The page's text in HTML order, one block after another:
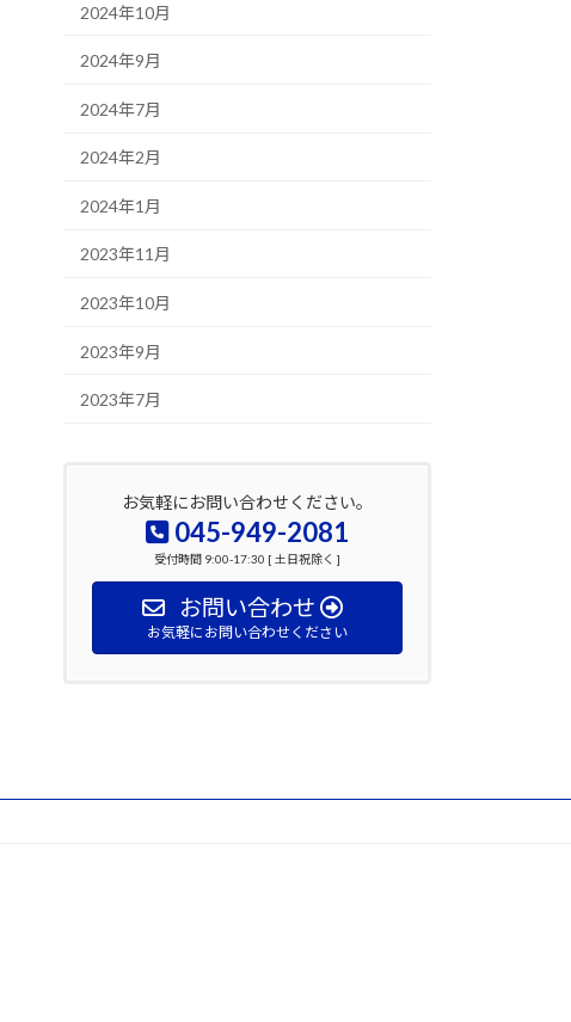
2024年10月
2024年9月
2024年7月
2024年2月
2024年1月
2023年11月
2023年10月
2023年9月
2023年7月
お気軽にお問い合わせください。
045-949-2081
受付時間 9:00-17:30 [ 土日祝除く ]
お問い合わせ
お気軽にお問い合わせください